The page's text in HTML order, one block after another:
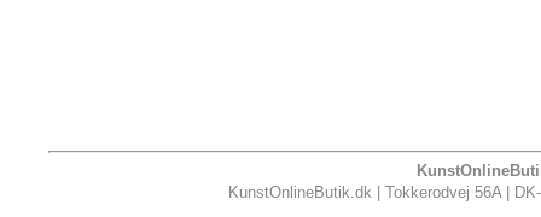
KunstOnlineButik.dk | Tokkerodvej 56A |